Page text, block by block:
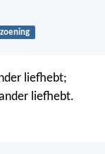
liefhebt;
liefhebt.